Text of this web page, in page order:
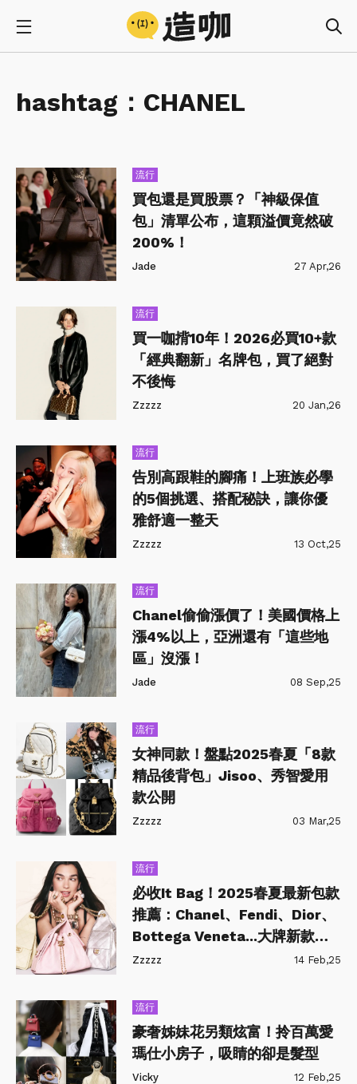
hashtag： CHANEL
流行
買包還是買股票？「神級保值
包」清單公布，這顆溢價竟然破
200%！
Jade 27 Apr,26
流行
買一咖揹10年！2026必買10+款
「經典翻新」名牌包，買了絕對
不後悔
Zzzzz 20 Jan,26
流行
告別高跟鞋的腳痛！上班族必學
的5個挑選、搭配秘訣，讓你優
雅舒適一整天
Zzzzz 13 Oct,25
流行
Chanel偷偷漲價了！美國價格上
漲4%以上，亞洲還有「這些地
區」沒漲！
Jade 08 Sep,25
流行
女神同款！盤點2025春夏「8款
精品後背包」Jisoo、秀智愛用
款公開
Zzzzz 03 Mar,25
流行
必收It Bag！2025春夏最新包款
推薦：Chanel、Fendi、Dior、
Bottega Veneta...大牌新款搶
先看
Zzzzz 14 Feb,25
流行
豪奢姊妹花另類炫富！拎百萬愛
瑪仕小房子，吸睛的卻是髮型
Vicky 12 Feb,25